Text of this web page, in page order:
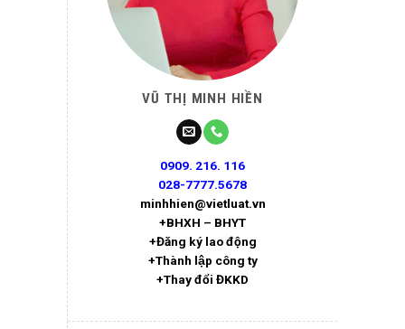
VŨ THỊ MINH HIỀN
0909. 216. 116
028-7777.5678
minhhien@vietluat.vn
+BHXH – BHYT
+Đăng ký lao động
+Thành lập công ty
+Thay đổi ĐKKD